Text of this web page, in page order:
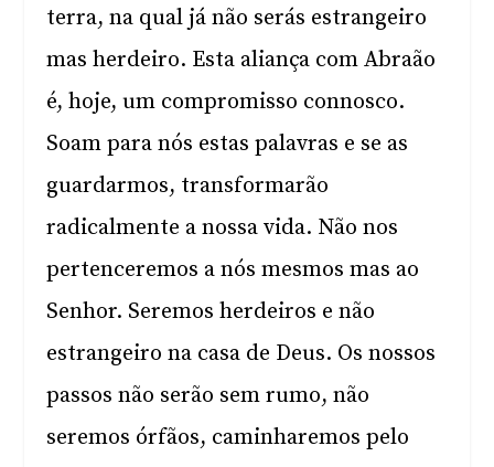
terra, na qual já não serás estrangeiro
mas herdeiro. Esta aliança com Abraão
é, hoje, um compromisso connosco.
Soam para nós estas palavras e se as
guardarmos, transformarão
radicalmente a nossa vida. Não nos
pertenceremos a nós mesmos mas ao
Senhor. Seremos herdeiros e não
estrangeiro na casa de Deus. Os nossos
passos não serão sem rumo, não
seremos órfãos, caminharemos pelo